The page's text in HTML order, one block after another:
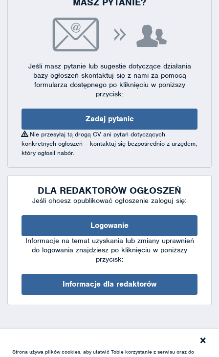
Jeśli masz pytanie lub sugestie dotyczące działania
bazy ogłoszeń skontaktuj się z nami za pomocą
formularza dostępnegopo kliknięciu w poniższy
przycisk:
Zadaj pytanie
Nie przesyłaj tą drogą CV ani pytań dotyczących
konkretnych ogłoszeń – kontaktuj się bezpośrednio z urzędem,
który ogłosił nabór.
DLA REDAKTORÓW OGŁOSZEŃ
Jeśli chcesz opublikować ogłoszenie zaloguj się:
Logowanie
Informacje na temat uzyskania lub zmiany uprawnień
do logowania znajdziesz po kliknięciu w poniższy
przycisk:
Informacje dla redaktorów
XML
Strona używa plików cookies, aby ułatwić Tobie korzystanie z serwisu oraz do
×